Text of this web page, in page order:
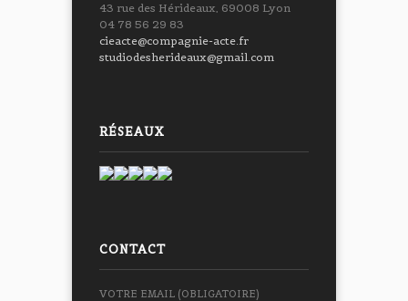
43 rue des Hérideaux, 69008 Lyon
04 78 56 29 83
cieacte@compagnie-acte.fr
studiodesherideaux@gmail.com
RÉSEAUX
CONTACT
VOTRE EMAIL (OBLIGATOIRE)